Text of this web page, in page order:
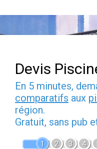
Devis
En 5 minutes,
comparatifs aux
région.
Gratuit, sans pub
1 2 3 4